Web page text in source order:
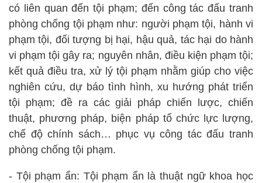
có liên quan đến tội phạm; đến công tác đấu tranh
phòng chống tội phạm như: người phạm tội, hành vi
phạm tội, đối tượng bị hại, hậu quả, tác hại do hành
vi phạm tội gây ra; nguyên nhân, điều kiện phạm tội;
kết quả điều tra, xử lý tội phạm nhằm giúp cho việc
nghiên cứu, dự báo tình hình, xu hướng phát triển
tội phạm; đề ra các giải pháp chiến lược, chiến
thuật, phương pháp, biện pháp tổ chức lực lượng,
chế độ chính sách… phục vụ công tác đấu tranh
phòng chống tội phạm.
- Tội phạm ẩn: Tội phạm ẩn là thuật ngữ khoa học